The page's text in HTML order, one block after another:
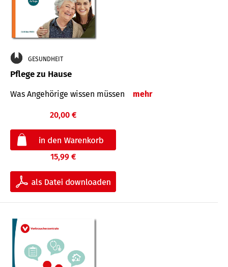
GESUNDHEIT
Pflege zu Hause
Was Angehörige wissen müssen mehr
20,00 €
15,99 €